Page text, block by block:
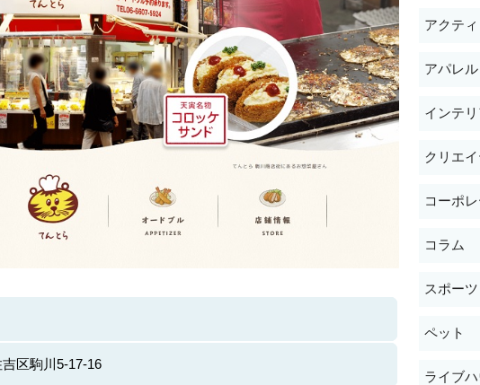
区駒川5-17-16
アクテ
アパレル
インテ
クリエ
コーポレ
コラム
スポーツ
ペット
ライブ